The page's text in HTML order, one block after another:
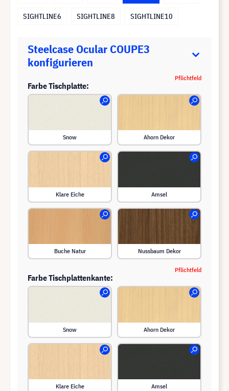
SIGHTLINE6 SIGHTLINE8 SIGHTLINE10
Steelcase Ocular COUPE3
konfigurieren
Farbe Tischplatte:
Snow Ahorn Dekor
Klare Eiche Amsel
Buche Natur Nussbaum Dekor
Pflichtfeld
Farbe Tischplattenkante:
Snow Ahorn Dekor
Klare Eiche Amsel
Pflichtfeld